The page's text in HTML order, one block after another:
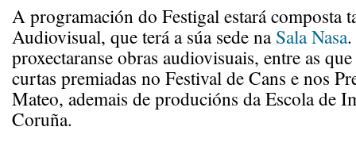
A programación do Festigal estará composta
Audiovisual, que terá a súa sede naSala Nasa.
proxectaranse obras audiovisuais, entre as
curtas premiadas no Festival de Cans e nos
Mateo, ademais de producións da Escola de
Coruña.